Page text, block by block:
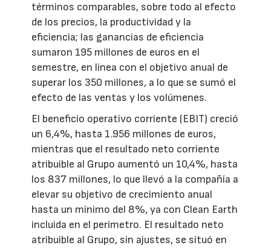
términos comparables, sobre todo al efecto
de los precios, la productividad y la
eficiencia; las ganancias de eficiencia
sumaron 195 millones de euros en el
semestre, en línea con el objetivo anual de
superar los 350 millones, a lo que se sumó el
efecto de las ventas y los volúmenes.
El beneficio operativo corriente (EBIT) creció
un 6,4%, hasta 1.956 millones de euros,
mientras que el resultado neto corriente
atribuible al Grupo aumentó un 10,4%, hasta
los 837 millones, lo que llevó a la compañía a
elevar su objetivo de crecimiento anual
hasta un mínimo del 8%, ya con Clean Earth
incluida en el perímetro. El resultado neto
atribuible al Grupo, sin ajustes, se situó en